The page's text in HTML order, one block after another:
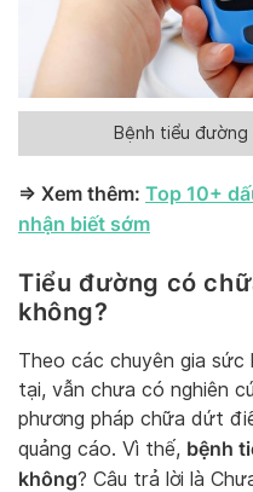
Bệnh tiểu
=> Xem thêm: Top 10+
nhận biết sớm
Tiểu đường có
không?
Theo các chuyên gia
tại, vẫn chưa có nghiên
phương pháp chữa dứt
quảng cáo. Vì thế, bệnh
không? Câu trả lời là